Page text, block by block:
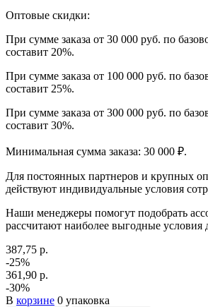
Оптовые скидки:
При сумме заказа от 30 000 руб. по
составит 20%.
При сумме заказа от 100 000 руб. по
составит 25%.
При сумме заказа от 300 000 руб. по
составит 30%.
Минимальная сумма заказа: 30 000 ₽.
Для постоянных партнеров и крупных
действуют индивидуальные условия
Наши менеджеры помогут подобрать
рассчитают наиболее выгодные условия
387,75 р.
-25%
361,90 р.
-30%
В корзине 0 упаковка